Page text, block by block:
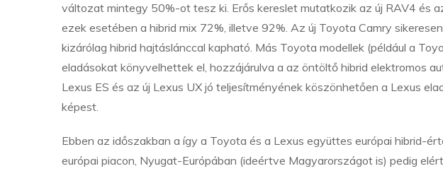
változat mintegy 50%-ot tesz ki. Erős kereslet mutatkozik az új RAV4 és
ezek esetében a hibrid mix 72%, illetve 92%. Az új Toyota Camry
kizárólag hibrid hajtáslánccal kapható. Más Toyota modellek (például a
eladásokat könyvelhettek el, hozzájárulva a az öntöltő hibrid elektromos
Lexus ES és az új Lexus UX jó teljesítményének köszönhetően a Lexus
képest.
Ebben az időszakban a így a Toyota és a Lexus együttes európai hibrid-
európai piacon, Nyugat-Európában (ideértve Magyarországot is) pedig